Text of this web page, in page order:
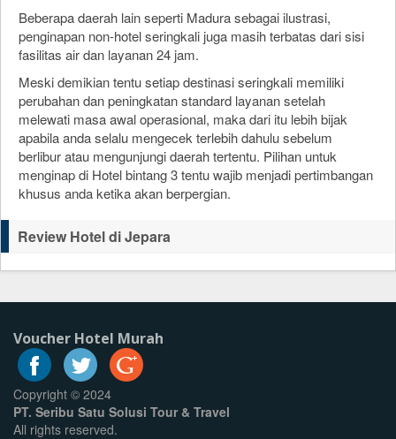
Beberapa daerah lain seperti Madura sebagai ilustrasi,
penginapan non-hotel seringkali juga masih terbatas dari sisi
fasilitas air dan layanan 24 jam.
Meski demikian tentu setiap destinasi seringkali memiliki
perubahan dan peningkatan standard layanan setelah
melewati masa awal operasional, maka dari itu lebih bijak
apabila anda selalu mengecek terlebih dahulu sebelum
berlibur atau mengunjungi daerah tertentu. Pilihan untuk
menginap di Hotel bintang 3 tentu wajib menjadi pertimbangan
khusus anda ketika akan berpergian.
Review Hotel di Jepara
Voucher Hotel Murah
Copyright © 2024
PT. Seribu Satu Solusi Tour & Travel
All rights reserved.